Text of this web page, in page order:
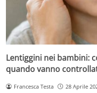
Lentiggini nei bambini:
quando vanno
Francesca Testa 28 Aprile